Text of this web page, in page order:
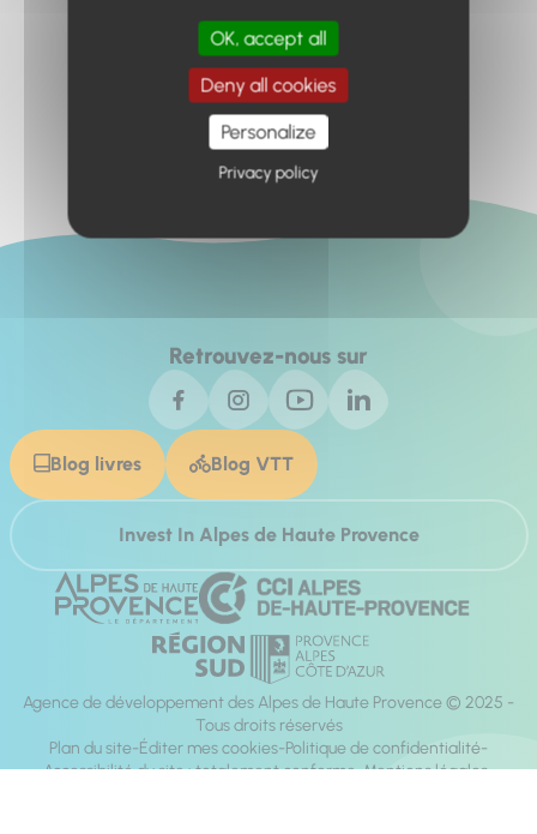
Retour à l'accueil
Retrouvez-nous sur
Blog livres Blog VTT
Invest In Alpes de Haute Provence
Agence de développement des Alpes de Haute Provence © 2025 -
Tous droits réservés
Plan du site Éditer mes cookies Politique de confidentialité
Accessibilité du site : totalement conforme Mentions légales
OK, accept all
Deny all cookies
Personalize
Privacy policy